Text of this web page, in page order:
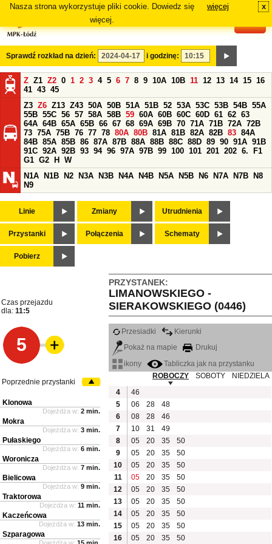
Nasza strona wykorzystuje pliki cookie. Dowiedz się
więcej.
więcej x
Sprawdź rozkład na dzień: i godzinę:
Z Z1 Z2 0 1 2 3 4 5 6 7 8 9 10A 10B 11 12 13 14 15 16
41 43 45
Z3 Z6 Z13 Z43 50A 50B 51A 51B 52 53A 53C 53B 54B 55A
55B 55C 56 57 58A 58B 59 60A 60B 60C 60D 61 62 63
64A 64B 65A 65B 66 67 68 69A 69B 70 71A 71B 72A 72B
73 75A 75B 76 77 78 80A 80B 81A 81B 82A 82B 83 84A
84B 85A 85B 86 87A 87B 88A 88B 88C 88D 89 90 91A 91B
91C 92A 92B 93 94 96 97A 97B 99 100 101 201 202 6.
F1
G1 G2 H
W
N1A
N1B N2 N3A N3B N4A N4B N5A N5B N6 N7A N7B
N8
N9
Linie Zmiany Utrudnienia
Przystanki Połączenia Schematy
Pobierz
PRZYSTANEK:
LIMANOWSKIEGO -
SIERAKOWSKIEGO (0446)
Czas przejazdu
dla: 11:5
5
Przesiadki
Kierunki
Pokaż na mapie
Drukuj
ikony
Tabliczka jak na przystanku
ROBOCZY
SOBOTY
NIEDZIELA
4
46
5
06 28
48
6
08 28
46
7
10 31
49
8
05 20 35
50
9
05 20 35
50
10
05 20 35
50
11
05 20 35
50
12
05 20 35
50
13
05 20 35
50
14
05 20 35
50
15
05 20 35
50
16
05 20 35 50
Poprzednie przystanki
Klonowa
Dojeżdża w: 2 min.
Mokra
Dojeżdża w: 3 min.
Pułaskiego
Dojeżdża w: 6 min.
Woronicza
Dojeżdża w: 7 min.
Bielicowa
Dojeżdża w: 9 min.
Traktorowa
Dojeżdża w: 11 min.
Kaczeńcowa
Dojeżdża w: 13 min.
Szparagowa